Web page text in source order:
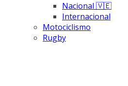
Nacional 🇻🇪
Internacional
Motociclismo
Rugby